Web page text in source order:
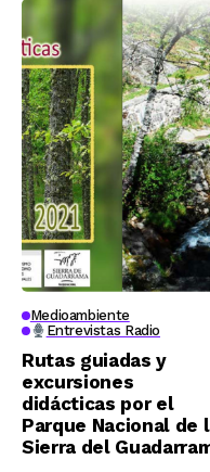
Medioambiente
Entrevistas Radio
Rutas guiadas y
excursiones
didácticas por el
Parque Nacional de
Sierra del